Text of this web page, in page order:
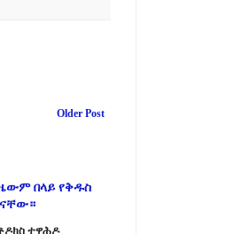
Older Post
በላይ የቅዱስ
ተዋሕዶ